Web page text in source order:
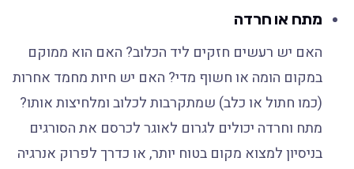
מתח או חרדה
האם יש רעשים חזקים ליד הכלוב? האם הוא ממוקם
במקום הומה או חשוף מדי? האם יש חיות מחמד אחרות
(כמו חתול או כלב) שמתקרבות לכלוב ומלחיצות אותו?
מתח וחרדה יכולים לגרום לאוגר לכרסם את הסורגים
בניסיון למצוא מקום בטוח יותר, או כדרך לפרוק אנרגיה